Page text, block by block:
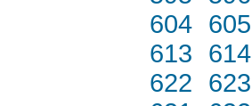
604 605
613
614
622
623